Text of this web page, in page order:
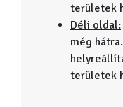
területek
Déli oldal:
még
területek